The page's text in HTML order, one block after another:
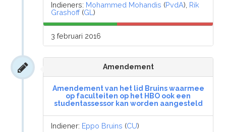
Indieners: Mohammed Mohandis (PvdA), Rik
Grashoff(GL)
3 februari 2016
Amendement
Amendement van het lid Bruins waarmee
op faculteiten op het HBO ook een
studentassessor kan worden aangesteld
Indiener: Eppo Bruins (CU)